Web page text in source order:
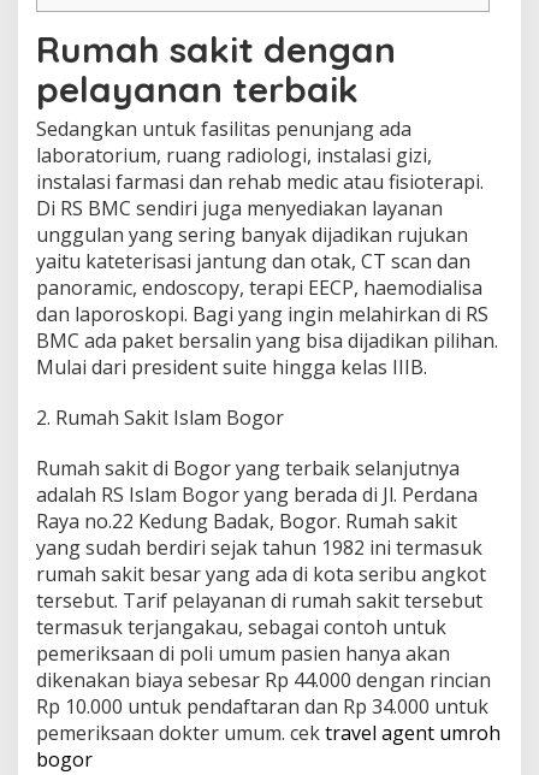
Rumah sakit dengan
pelayanan terbaik
Sedangkan untuk fasilitas penunjang ada
laboratorium, ruang radiologi, instalasi gizi,
instalasi farmasi dan rehab medic atau fisioterapi.
Di RS BMC sendiri juga menyediakan layanan
unggulan yang sering banyak dijadikan rujukan
yaitu kateterisasi jantung dan otak, CT scan dan
panoramic, endoscopy, terapi EECP, haemodialisa
dan laporoskopi. Bagi yang ingin melahirkan di RS
BMC ada paket bersalin yang bisa dijadikan pilihan.
Mulai dari president suite hingga kelas IIIB.
2. Rumah Sakit Islam Bogor
Rumah sakit di Bogor yang terbaik selanjutnya
adalah RS Islam Bogor yang berada di Jl. Perdana
Raya no.22 Kedung Badak, Bogor. Rumah sakit
yang sudah berdiri sejak tahun 1982 ini termasuk
rumah sakit besar yang ada di kota seribu angkot
tersebut. Tarif pelayanan di rumah sakit tersebut
termasuk terjangakau, sebagai contoh untuk
pemeriksaan di poli umum pasien hanya akan
dikenakan biaya sebesar Rp 44.000 dengan rincian
Rp 10.000 untuk pendaftaran dan Rp 34.000 untuk
pemeriksaan dokter umum. cektravel agent umroh
bogor